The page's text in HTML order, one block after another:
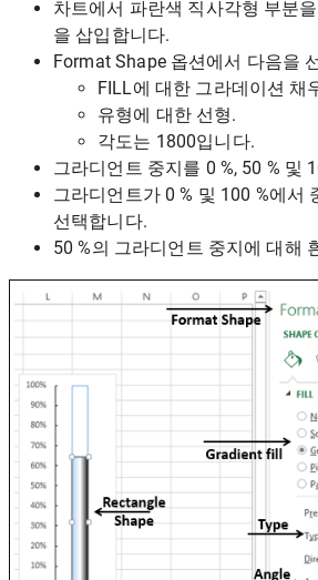
차트에서 파란색 직사각형 부분
을 삽입합니다.
Format Shape 옵션에서 다음을
FILL에 대한 그라데이션 채
유형에 대한 선형.
각도는 1800입니다.
그라디언트 중지를 0 %, 50 % 및
그라디언트가 0 % 및 100 %에서
선택합니다.
50 %의 그라디언트 중지에 대해